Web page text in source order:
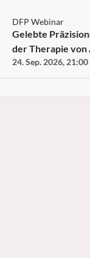
DFP Webinar
Gelebte
der Therapie von
24. Sep. 2026, 21:00